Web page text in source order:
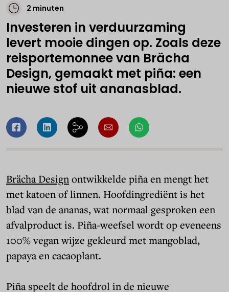
2 minuten
Investeren in verduurzaming
levert mooie dingen op. Zoals deze
reisportemonnee van Brächa
Design, gemaakt met piña: een
nieuwe stof uit ananasblad.
Brächa Designontwikkelde piña en mengt het
met katoen of linnen. Hoofdingrediënt is het
blad van de ananas, wat normaal gesproken een
afvalproduct is. Piña-weefsel wordt op eveneens
100% vegan wijze gekleurd met mangoblad,
papaya en cacaoplant.
Piña speelt de hoofdrol in de nieuwe